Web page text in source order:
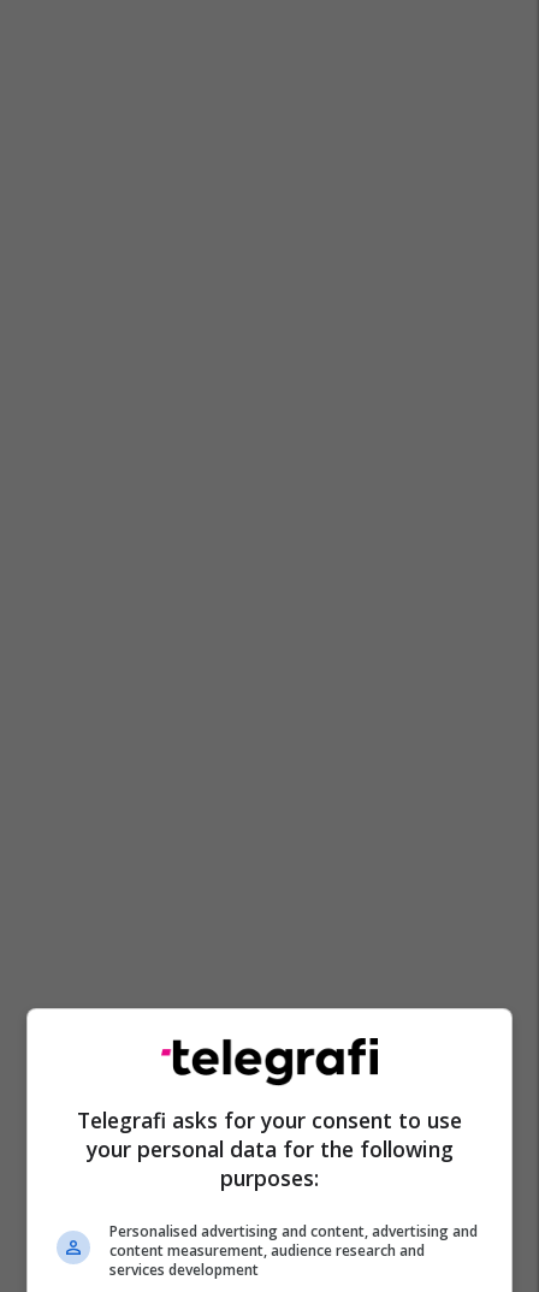
Telegrafi asks for your consent to use
your personal data for the following
purposes:
Personalised advertising and content, advertising and
content measurement, audience research and
services development